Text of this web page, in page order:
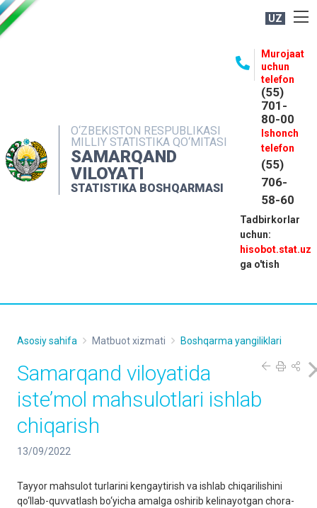
UZ
O‘ZBEKISTON RESPUBLIKASI
MILLIY STATISTIKA QO‘MITASI
SAMARQAND
VILOYATI
STATISTIKA BOSHQARMASI
Murojaat
uchun
telefon
(55)
701-
80-00
Ishonch
telefon
(55)
706-
58-60
Tadbirkorlar
uchun:
hisobot.stat.uz
ga o'tish
MATBUOT XIZMATI
MUROJAATLAR
KONTAKTLAR
Asosiy sahifa Matbuot xizmati Boshqarma yangiliklari
Samarqand viloyatida
iste’mol mahsulotlari ishlab
chiqarish
13/09/2022
Tayyor mahsulot turlarini kengaytirish va ishlab chiqarilishini
qo‘llab-quvvatlash bo‘yicha amalga oshirib kelinayotgan chora-